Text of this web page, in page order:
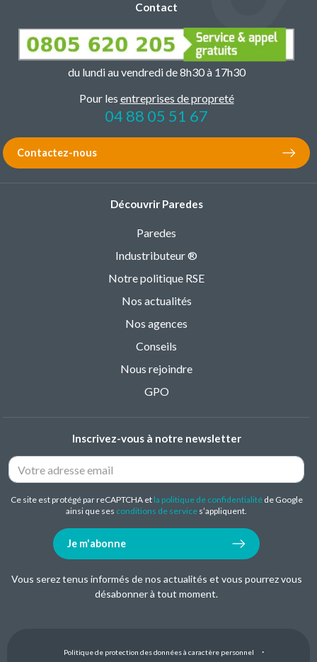
Contact
du lundi au vendredi de 8h30 à 17h30
Pour les entreprises de propreté
04 88 05 51 67
Contactez-nous
Découvrir Paredes
Paredes
Industributeur ®
Notre politique RSE
Nos actualités
Nos agences
Conseils
Nous rejoindre
GPO
Inscrivez-vous à notre newsletter
Ce site est protégé par reCAPTCHA et la politique de confidentialitéde Google
ainsi que ses conditions de service s’appliquent.
Je m'abonne
Vous serez tenus informés de nos actualités et vous pourrez vous
désabonner à tout moment.
Politique de protection des données à caractère personnel